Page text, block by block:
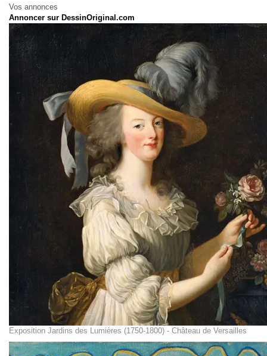
Vos annonces
Annoncer sur DessinOriginal.com
Exposition Jardins des Lumières (1750-1800) - Château de Versailles